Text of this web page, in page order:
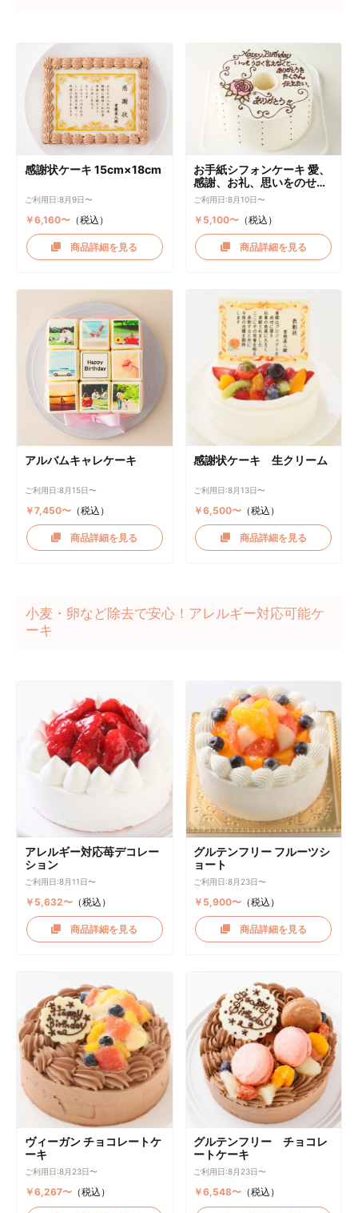
感謝状ケーキ 15cm×18cm
ご利用日:8月9日〜
￥6,160〜（税込）
商品詳細を見る
お手紙シフォンケーキ 愛、
感謝、お礼、思いをのせて
直径17cm
ご利用日:8月10日〜
￥5,100〜 （税込）
商品詳細を見る
アルバムキャレケーキ
ご利用日:8月15日〜
￥7,450〜（税込）
商品詳細を見る
感謝状ケーキ 生クリーム
ご利用日:8月13日〜
￥6,500〜 （税込）
商品詳細を見る
小麦・卵など除去で安心！アレルギー対応可能ケ
ーキ
アレルギー対応苺デコレー
ション
ご利用日:8月11日〜
￥5,632〜（税込）
商品詳細を見る
グルテンフリー フルーツシ
ョート
ご利用日:8月23日〜
￥5,900〜 （税込）
商品詳細を見る
ヴィーガン チョコレートケ
ーキ
ご利用日:8月23日〜
￥6,267〜（税込）
グルテンフリー チョコレ
ートケーキ
ご利用日:8月23日〜
￥6,548〜 （税込）